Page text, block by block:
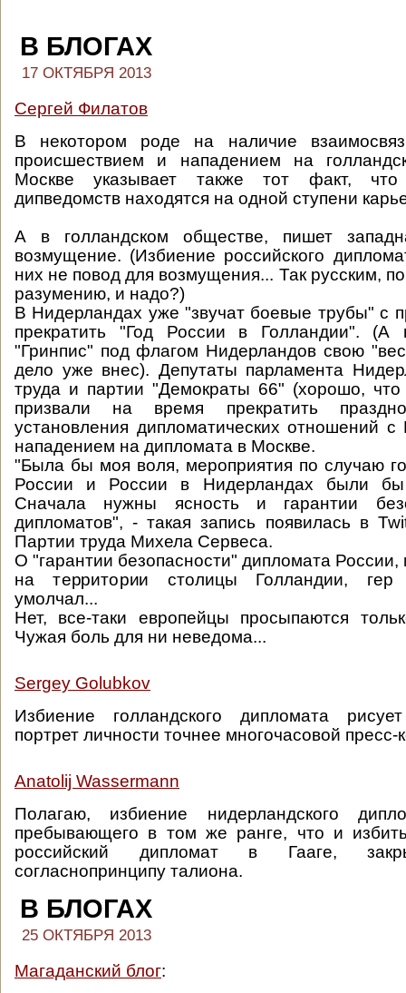
В БЛОГАХ
17 ОКТЯБРЯ 2013
Сергей Филатов
В некотором роде на наличие
происшествием и нападением на
Москве указывает также тот факт, что
дипведомств находятся на одной ступени
А в голландском обществе, пишет
возмущение. (Избиение российского
них не повод для возмущения... Так русским,
разумению, и надо?)
В Нидерландах уже "звучат боевые трубы" с
прекратить "Год России в Голландии".
"Гринпис" под флагом Нидерландов свою
дело уже внес). Депутаты парламента
труда и партии "Демократы 66" (хорошо,
призвали на время прекратить
установления дипломатических отношений
нападением на дипломата в Москве.
"Была бы моя воля, мероприятия по случаю
России и России в Нидерландах были бы
Сначала нужны ясность и гарантии
дипломатов", - такая запись появилась в
Партии труда Михела Сервеса.
О "гарантии безопасности" дипломата России,
на территории столицы Голландии, гер
умолчал...
Нет, все-таки европейцы просыпаются
Чужая боль для ни неведома...
Sergey Golubkov
Избиение голландского дипломата рисует
портрет личности точнее многочасовой
Anatolij Wassermann
Полагаю, избиение нидерландского
пребывающего в том же ранге, что и
российский дипломат в Гааге,
согласнопринципу талиона.
В БЛОГАХ
25 ОКТЯБРЯ 2013
Магаданский блог: